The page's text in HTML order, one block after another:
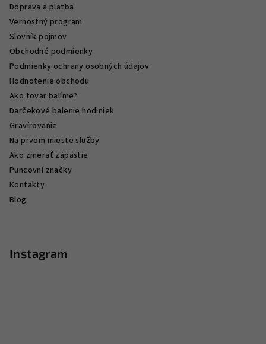
Doprava a platba
Vernostný program
Slovník pojmov
Obchodné podmienky
Podmienky ochrany osobných údajov
Hodnotenie obchodu
Ako tovar balíme?
Darčekové balenie hodiniek
Gravírovanie
Na prvom mieste služby
Ako zmerať zápästie
Puncovní značky
Kontakty
Blog
Instagram